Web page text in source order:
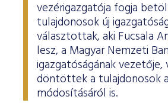
vezérigazgatója fogja
tulajdonosok új
választottak, aki Fucsala
lesz, a Magyar Nemzeti
igazgatóságának vezetője,
döntöttek a tulajdonosok
módosításáról is.